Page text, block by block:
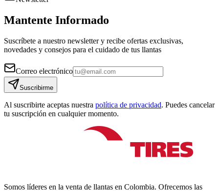
Mantente Informado
Suscríbete a nuestro newsletter y recibe ofertas exclusivas,
novedades y consejos para el cuidado de tus llantas
Correo electrónico
Suscribirme
Al suscribirte aceptas nuestra política de privacidad. Puedes cancelar
tu suscripción en cualquier momento.
Somos líderes en la venta de llantas en Colombia. Ofrecemos las